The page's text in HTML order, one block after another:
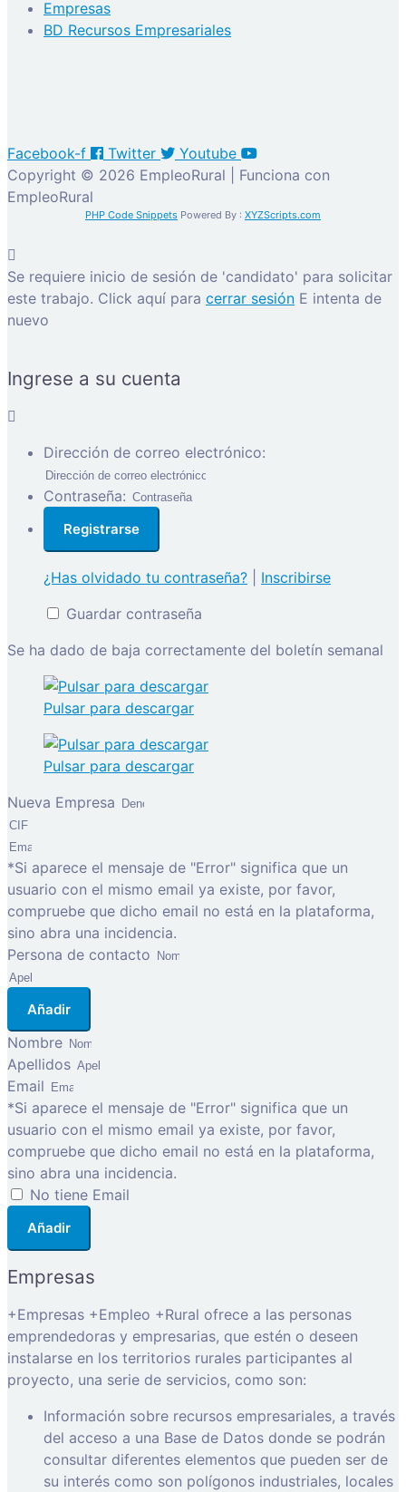
Empresas
BD Recursos Empresariales
Facebook-f Twitter
Youtube
Copyright © 2026 EmpleoRural | Funciona con
EmpleoRural
PHP Code Snippets Powered By : XYZScripts.com
Se requiere inicio de sesión de 'candidato' para solicitar
este trabajo. Click aquí para cerrar sesión E intenta de
nuevo
Ingrese a su cuenta
Dirección de correo electrónico:
Contraseña:
¿Has olvidado tu contraseña?
Inscribirse
Guardar contraseña
Se ha dado de baja correctamente del boletín semanal
Pulsar para descargar
Pulsar para descargar
Nueva Empresa
*Si aparece el mensaje de "Error" significa que un
usuario con el mismo email ya existe, por favor,
compruebe que dicho email no está en la plataforma,
sino abra una incidencia.
Persona de contacto
Añadir
Nombre
Apellidos
Email
*Si aparece el mensaje de "Error" significa que un
usuario con el mismo email ya existe, por favor,
compruebe que dicho email no está en la plataforma,
sino abra una incidencia.
No tiene Email
Añadir
Empresas
+Empresas +Empleo +Rural ofrece a las personas
emprendedoras y empresarias, que estén o deseen
instalarse en los territorios rurales participantes al
proyecto, una serie de servicios, como son:
Información sobre recursos empresariales, a través
del acceso a una Base de Datos donde se podrán
consultar diferentes elementos que pueden ser de
su interés como son polígonos industriales, locales